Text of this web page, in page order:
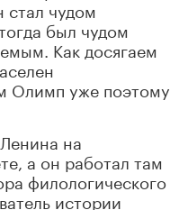
стал чудом
был чудом
Как досягаем
Олимп уже поэтому
на
а он работал там
филологического
истории